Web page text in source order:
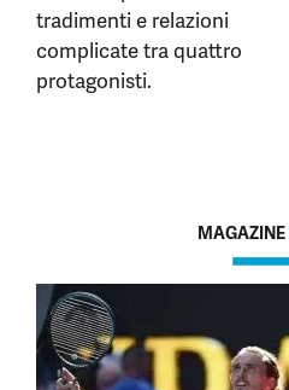
tradimenti e relazioni
complicate tra quattro
protagonisti.
MAGAZINE